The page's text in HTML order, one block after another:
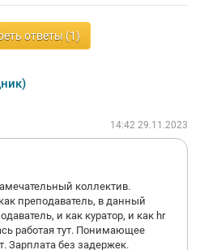
ответы (1)
14:42 29.11.2023
коллектив.
преподаватель, в данный
и как куратор, и как hr
работая тут. Понимающее
Зарплата без задержек.